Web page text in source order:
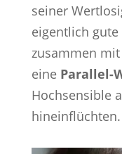
seiner
eigentlich gute
zusammen
eine Parallel-
Hochsensible
hineinflüchten.